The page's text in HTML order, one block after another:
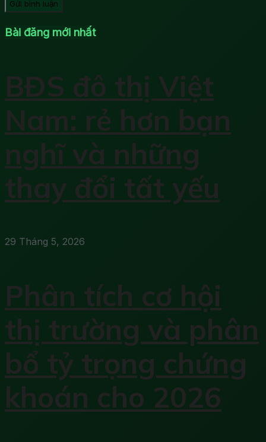
Bài đăng mới nhất
BĐS đô thị Việt
Nam: rẻ hơn bạn
nghĩ và những
thay đổi tất yếu
29 Tháng 5, 2026
Phân tích cơ hội
thị trường và phân
bổ tỷ trọng chứng
khoán cho 2026